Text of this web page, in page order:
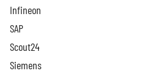
Infineon
SAP
Scout24
Siemens